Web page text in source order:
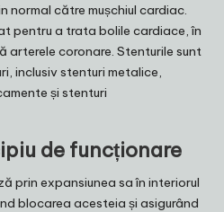
normal către mușchiul cardiac.
pentru a trata bolile cardiace, în
arterele coronare. Stenturile sunt
inclusiv stenturi metalice,
și stenturi
de funcționare
prin expansiunea sa în interiorul
blocarea acesteia și asigurând